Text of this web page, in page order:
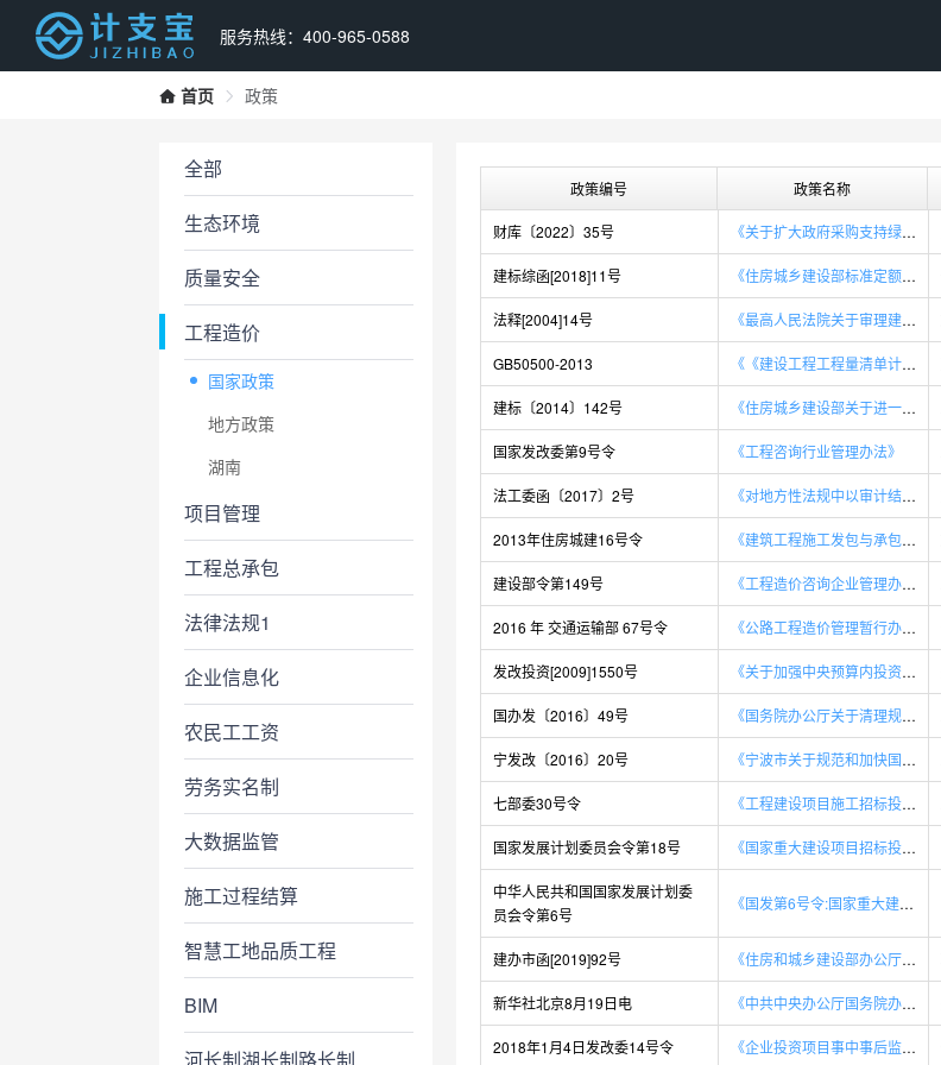
服务热线：400-965-0588
首页 政策
全部
生态环境
质量安全
工程造价
国家政策
地方政策
湖南
项目管理
工程总承包
法律法规1
企业信息化
农民工工资
劳务实名制
大数据监管
施工过程结算
智慧工地品质工程
BIM
政策编号 政策名称
财库〔2022〕35号 《关于扩大政府采购支持绿色建材促进建筑品质 提升政策实施范围的通知》
建标综函[2018]11号 《住房城乡建设部标准定额司关于印发2018年工作要点的通知》
法释[2004]14号 《最高人民法院关于审理建设工程施工合同纠纷案件适用法律问题的解释2018最新版》
GB50500-2013 《《建设工程工程量清单计价规范》GB 50500-2013免费下载》
建标〔2014〕142号 《住房城乡建设部关于进一步推进工程造价管理改革的指导意见》
国家发改委第9号令 《工程咨询行业管理办法》
法工委函〔2017〕2号 《对地方性法规中以审计结果作为政府投资建设项目竣工结算依据有关规定的研究意见》
2013年住房城建16号令 《建筑工程施工发包与承包计价管理办法》
建设部令第149号 《工程造价咨询企业管理办法_资质等级与标准许可规定》
2016 年 交通运输部 67号令 《公路工程造价管理暂行办法》
发改投资[2009]1550号 《关于加强中央预算内投资项目概算调整管理的通知》
国办发〔2016〕49号 《国务院办公厅关于清理规范工程建设领域保证金的通知》
宁发改〔2016〕20号 《宁波市关于规范和加快国有（政府）投资建设工程价款结算的通知》
七部委30号令 《工程建设项目施工招标投标办法(七部委30号令)》
国家发展计划委员会令第18号 《国家重大建设项目招标投标监督暂行办法最新修订版》
中华人民共和国国家发展计划委
员会令第6号
《国发第6号令:国家重大建设项目稽察办法》
建办市函[2019]92号 《住房和城乡建设部办公厅关于做好工程建设领域专业技术人员职业资格“挂证”等违法违规行为专项整治工作的补充通知》
新华社北京8月19日电 《中共中央办公厅国务院办公厅关于开展工程建设领域突出问题专项治理工作方案的通知》
2018年1月4日发改委14号令 《企业投资项目事中事后监管办法》